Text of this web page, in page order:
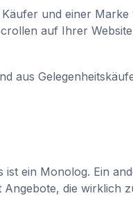
und einer Marke
auf Ihrer
aus
ist ein Monolog. Ein
Angebote, die wirklich